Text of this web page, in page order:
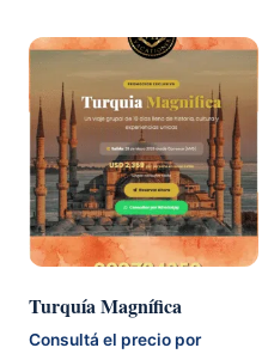
Turquía Magnífica
Consultá el precio por